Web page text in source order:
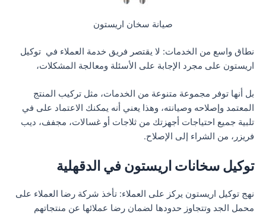
صيانة سخان اريستون
نطاق واسع من الخدمات: لا يقتصر فريق خدمة العملاء في توكيل
اريستون على مجرد الإجابة على الأسئلة ومعالجة المشكلات،
بل أنها توفر مجموعة متنوعة من الخدمات، مثل تركيب المنتج
المعتمد وإصلاحه وصيانته، وهذا يعني أنه يمكنك الاعتماد على في
تلبية جميع احتياجات أجهزتك من ثلاجات أو غسالات، مجفف، ديب
فريزر، من الشراء إلى الإصلاح.
توكيل سخانات اريستون في الدقهلية
نهج توكيل اريستون يركز على العملاء: تأخذ شركة رضا العملاء على
محمل الجد وتتجاوز حدودها لضمان رضا عملائها عن منتجاتهم